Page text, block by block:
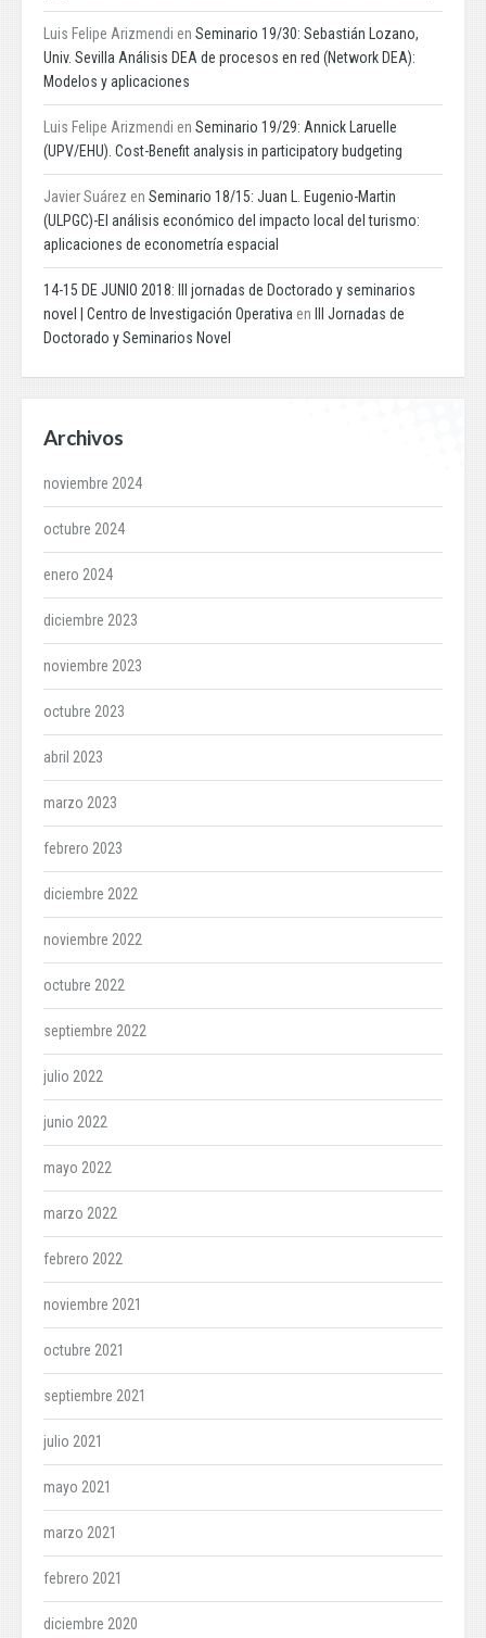
Luis Felipe Arizmendi en Seminario 19/30: Sebastián Lozano,
Univ. Sevilla Análisis DEA de procesos en red (Network DEA):
Modelos y aplicaciones
Luis Felipe Arizmendi en Seminario 19/29: Annick Laruelle
(UPV/EHU). Cost-Benefit analysis in participatory budgeting
Javier Suárez en Seminario 18/15: Juan L. Eugenio-Martin
(ULPGC)-El análisis económico del impacto local del turismo:
aplicaciones de econometría espacial
14-15 DE JUNIO 2018: III jornadas de Doctorado y seminarios
novel | Centro de Investigación Operativa en
III Jornadas de
Doctorado y Seminarios Novel
Archivos
noviembre 2024
octubre 2024
enero 2024
diciembre 2023
noviembre 2023
octubre 2023
abril 2023
marzo 2023
febrero 2023
diciembre 2022
noviembre 2022
octubre 2022
septiembre 2022
julio 2022
junio 2022
mayo 2022
marzo 2022
febrero 2022
noviembre 2021
octubre 2021
septiembre 2021
julio 2021
mayo 2021
marzo 2021
febrero 2021
diciembre 2020